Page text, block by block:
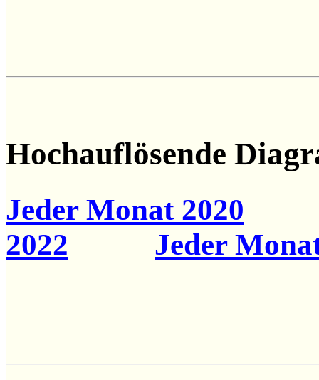
Hochauflösende
Jeder Monat 2020
2022
Jeder